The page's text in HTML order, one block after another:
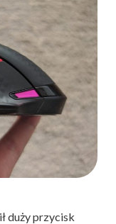
duży przycisk